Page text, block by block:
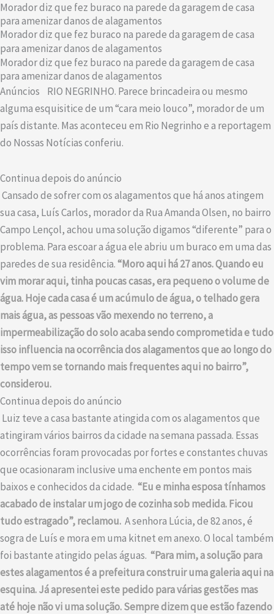
Morador diz que fez buraco na parede da garagem de casa
para amenizar danos de alagamentos
Morador diz que fez buraco na parede da garagem de casa
para amenizar danos de alagamentos
Morador diz que fez buraco na parede da garagem de casa
para amenizar danos de alagamentos
Anúncios
RIO NEGRINHO. Parece brincadeira ou mesmo
alguma esquisitice de um “cara meio louco”, morador de um
país distante. Mas aconteceu em Rio Negrinho e a reportagem
do Nossas Notícias conferiu.
Continua depois do anúncio
Cansado de sofrer com os alagamentos que há anos atingem
sua casa, Luís Carlos, morador da Rua Amanda Olsen, no bairro
Campo Lençol, achou uma solução digamos “diferente” para o
problema. Para escoar a água ele abriu um buraco em uma das
paredes de sua residência. “Moro aqui há 27 anos. Quando eu
vim morar aqui, tinha poucas casas, era pequeno o volume de
água. Hoje cada casa é um acúmulo de água, o telhado gera
mais água, as pessoas vão mexendo no terreno, a
impermeabilização do solo acaba sendo comprometida e tudo
isso influencia na ocorrência dos alagamentos que ao longo do
tempo vem se tornando mais frequentes aqui no bairro”,
considerou.
Continua depois do anúncio
Luiz teve a casa bastante atingida com os alagamentos que
atingiram vários bairros da cidade na semana passada. Essas
ocorrências foram provocadas por fortes e constantes chuvas
que ocasionaram inclusive uma enchente em pontos mais
baixos e conhecidos da cidade. “Eu e minha esposa tínhamos
acabado de instalar um jogo de cozinha sob medida. Ficou
tudo estragado”, reclamou. A senhora Lúcia, de 82 anos, é
sogra de Luís e mora em uma kitnet em anexo. O local também
foi bastante atingido pelas águas. “Para mim, a solução para
estes alagamentos é a prefeitura construir uma galeria aqui na
esquina. Já apresentei este pedido para várias gestões mas
até hoje não vi uma solução. Sempre dizem que estão fazendo